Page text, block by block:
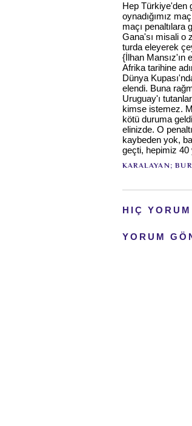
Hep Türkiye'den
oynadığımız
maçı penaltılara
Gana'sı misali o
turda eleyerek
{İlhan Mansız'ın
Afrika tarihine
Dünya
elendi. Buna
Uruguay'ı
kimse istemez.
kötü duruma
elinizde. O
kaybeden yok,
geçti, hepimiz 40
KARALAYAN;
HIÇ
YORUM